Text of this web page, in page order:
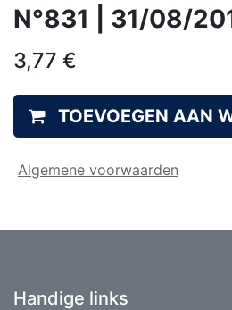
N°831 | 31/08/
3,77 €
TOEVOEGEN AAN
Algemene voorwaarden
Handige links